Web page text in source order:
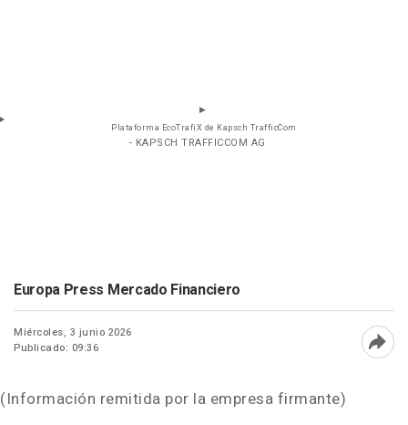
Plataforma EcoTrafiX de Kapsch TrafficCom
- KAPSCH TRAFFICCOM AG
Europa Press Mercado Financiero
Miércoles, 3 junio 2026
Publicado: 09:36
(Información remitida por la empresa firmante)